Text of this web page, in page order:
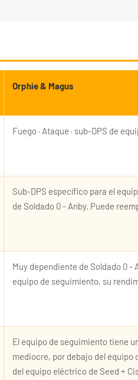
Orphie & Magus
Fuego · Ataque · sub-DPS de
Sub-DPS específico para el
de Soldado 0 - Anby. Puede
Muy dependiente de Soldado 0 -
equipo de seguimiento, su
El equipo de seguimiento tiene
mediocre, por debajo del equipo
del equipo eléctrico de Seed +